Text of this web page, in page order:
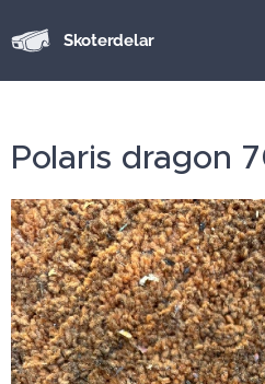
Skoterdelar
Polaris dragon